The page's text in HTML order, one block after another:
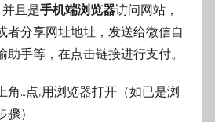
且是手机端浏览器访问网站，
者分享网址地址，发送给微信自
助手等，在点击链接进行支付。
角…点,用浏览器打开（如已是浏
）